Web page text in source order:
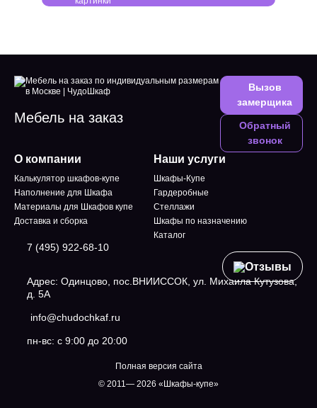
Мебель на заказ
Вызов
замерщика
Обратный
звонок
О компании
Калькулятор шкафов-купе
Наполнение для Шкафа
Материалы для Шкафов купе
Доставка и сборка
Отзывы
Наши услуги
Шкафы-Купе
Гардеробные
Стеллажи
Шкафы по назначению
Каталог
7 (495) 922-68-10
Адрес: Одинцово, пос.ВНИИССОК, ул. Михаила Кутузова,
д. 5А
info@chudochkaf.ru
пн-вс: с 9:00 до 20:00
Полная версия сайта
© 2011— 2026 «Шкафы-купе»